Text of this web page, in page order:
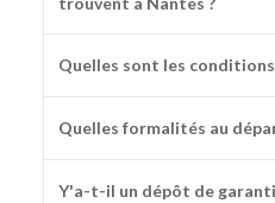
Quelles sont les
Quelles formalités au
Y'a-t-il un dépôt de